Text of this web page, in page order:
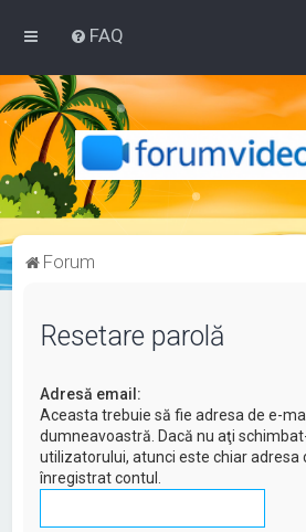
FAQ
Forum
Resetare parolă
Adresă email:
Aceasta trebuie să fie adresa de e-
dumneavoastră. Dacă nu aţi
utilizatorului, atunci este chiar adresa
înregistrat contul.